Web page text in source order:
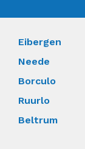
Eibergen
Neede
Borculo
Ruurlo
Beltrum